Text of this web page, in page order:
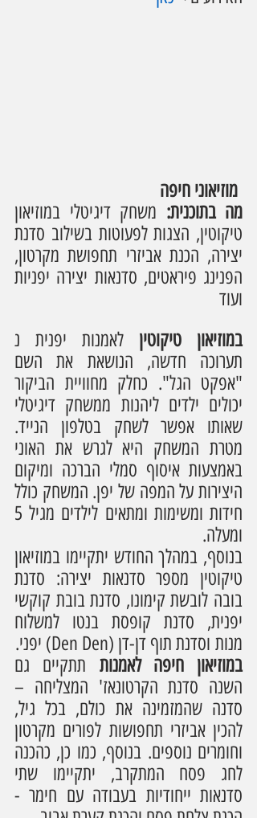
מוזיאוני חיפה
מה בתוכנית:
ועוד
במוזיאון טיקוטין
ומעלה.
מנות וסדנת תוף דן-דן (Den Den) יפני.
במוזיאון חיפה לאמנות